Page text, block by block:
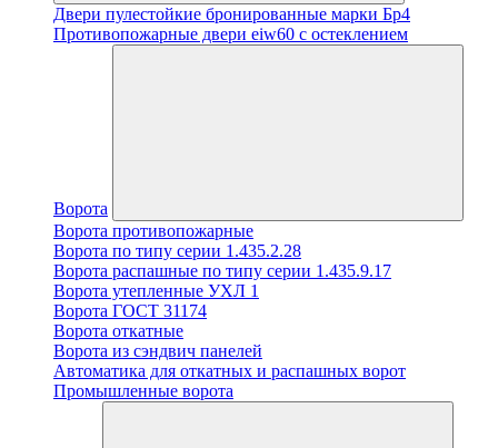
Двери пулестойкие бронированные марки Бр4
Противопожарные двери eiw60 с остеклением
Ворота
Ворота противопожарные
Ворота по типу серии 1.435.2.28
Ворота распашные по типу серии 1.435.9.17
Ворота утепленные УХЛ 1
Ворота ГОСТ 31174
Ворота откатные
Ворота из сэндвич панелей
Автоматика для откатных и распашных ворот
Промышленные ворота